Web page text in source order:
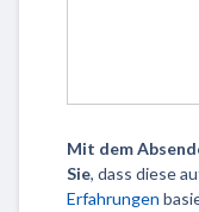
Mit dem
Sie, dass diese
Erfahrungen